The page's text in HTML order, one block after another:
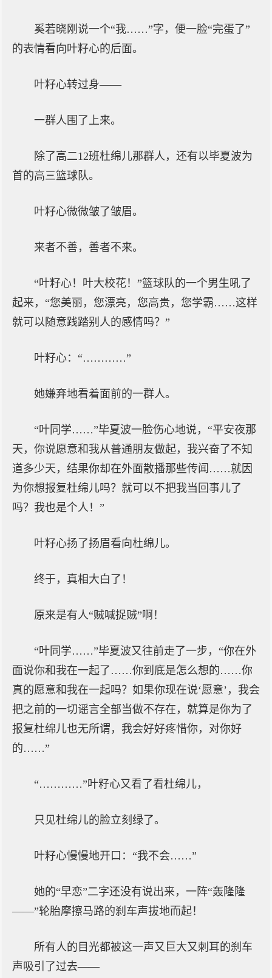
奚若晓刚说一个“我……”字，便一脸“完蛋了”
的表情看向叶籽心的后面。
叶籽心转过身——
一群人围了上来。
除了高二12班杜绵儿那群人，还有以毕夏波为
首的高三篮球队。
叶籽心微微皱了皱眉。
来者不善，善者不来。
“叶籽心！叶大校花！”篮球队的一个男生吼了
起来，“您美丽，您漂亮，您高贵，您学霸……这样
就可以随意践踏别人的感情吗？”
叶籽心：“…………”
她嫌弃地看着面前的一群人。
“叶同学……”毕夏波一脸伤心地说，“平安夜那
天，你说愿意和我从普通朋友做起，我兴奋了不知
道多少天，结果你却在外面散播那些传闻……就因
为你想报复杜绵儿吗？就可以不把我当回事儿了
吗？我也是个人！”
叶籽心扬了扬眉看向杜绵儿。
终于，真相大白了！
原来是有人“贼喊捉贼”啊！
“叶同学……”毕夏波又往前走了一步，“你在外
面说你和我在一起了……你到底是怎么想的……你
真的愿意和我在一起吗？如果你现在说‘愿意’，我会
把之前的一切谣言全部当做不存在，就算是你为了
报复杜绵儿也无所谓，我会好好疼惜你，对你好
的……”
“…………”叶籽心又看了看杜绵儿，
只见杜绵儿的脸立刻绿了。
叶籽心慢慢地开口：“我不会……”
她的“早恋”二字还没有说出来，一阵“轰隆隆
——”轮胎摩擦马路的刹车声拔地而起！
所有人的目光都被这一声又巨大又刺耳的刹车
声吸引了过去——